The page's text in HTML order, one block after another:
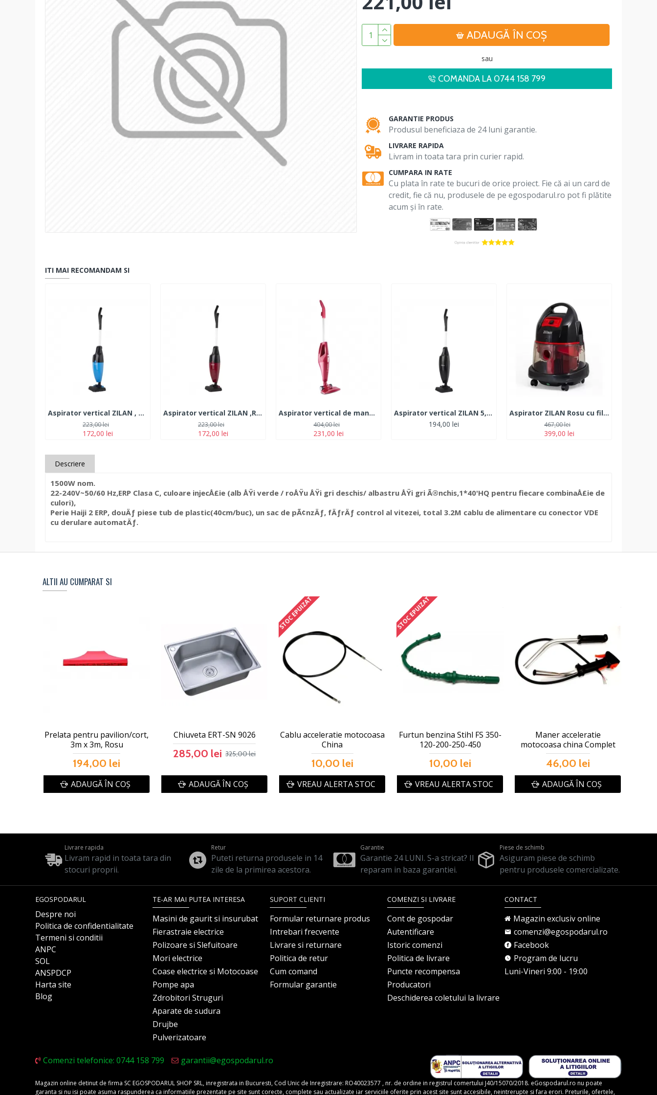
ADAUGĂ ÎN COŞ
sau
COMANDA LA 0744 158 799
GARANTIE PRODUS
Produsul beneficiaza de 24 luni garantie.
LIVRARE RAPIDA
Livram in toata tara prin curier rapid.
CUMPARA IN RATE
Cu plata în rate te bucuri de orice proiect. Fie că ai un card de
credit, fie că nu, produsele de pe egospodarul.ro pot fi plătite
acum și în rate.
ITI MAI RECOMANDAM SI
Aspirator vertical ZILAN , Albastru/Negru Putere 800W, Fara sac, Recipient praf 2L
172,00 lei
223,00 lei
Aspirator vertical ZILAN ,Rosu/Negru Putere 800W, Fara sac, Recipient praf 2L
172,00 lei
223,00 lei
Aspirator vertical de mana HAUSBERG 2 in 1, fara sac, aspirare uscata, filtru textil lavabil, 1.2 l, 800 W, rosu
231,00 lei
404,00 lei
Aspirator vertical ZILAN 5,Negru Putere 800W, Fara sac, Recipient praf 2L
194,00 lei
Aspirator ZILAN Rosu cu filtrare prin apa si uscata,2000W
399,00 lei
467,00 lei
Descriere
1500W nom.
22-240V~50/60 Hz,ERP Clasa C, culoare injecÅ£ie (alb ÅŸi verde / roÅŸu ÅŸi gri deschis/ albastru ÅŸi gri Ã®nchis,1*40'HQ pentru fiecare combinaÅ£ie de
culori),
Perie Haiji 2 ERP, douÄƒ piese tub de plastic(40cm/buc), un sac de pÃ¢nzÄƒ, fÄƒrÄƒ control al vitezei, total 3.2M cablu de alimentare cu conector VDE
cu derulare automatÄƒ.
ALTII AU CUMPARAT SI
Prelata pentru pavilion/cort,
3m x 3m, Rosu
194,00 lei
ADAUGĂ ÎN COŞ
Chiuveta ERT-SN 9026
285,00 lei 325,00 lei
ADAUGĂ ÎN COŞ
STOC EPUIZAT
Cablu acceleratie motocoasa
China
10,00 lei
VREAU ALERTA STOC
STOC EPUIZAT
Furtun benzina Stihl FS 350-
120-200-250-450
10,00 lei
VREAU ALERTA STOC
Maner acceleratie
motocoasa china Complet
46,00 lei
ADAUGĂ ÎN COŞ
Livrare rapida
Livram rapid in toata tara din
stocuri proprii.
Retur
Puteti returna produsele in 14
zile de la primirea acestora.
Garantie
Garantie 24 LUNI. S-a stricat? Il
reparam in baza garantiei.
Piese de schimb
Asiguram piese de schimb
pentru produsele comercializate.
EGOSPODARUL
Despre noi
Politica de confidentialitate
Termeni si conditii
ANPC
SOL
ANSPDCP
Harta site
Blog
TE-AR MAI PUTEA INTERESA
Masini de gaurit si insurubat
Fierastraie electrice
Polizoare si Slefuitoare
Mori electrice
Coase electrice si Motocoase
Pompe apa
Zdrobitori Struguri
Aparate de sudura
Drujbe
Pulverizatoare
SUPORT CLIENTI
Formular returnare produs
Intrebari frecvente
Livrare si returnare
Politica de retur
Cum comand
Formular garantie
COMENZI SI LIVRARE
Cont de gospodar
Autentificare
Istoric comenzi
Politica de livrare
Puncte recompensa
Producatori
Deschiderea coletului la livrare
CONTACT
Magazin exclusiv online
comenzi@egospodarul.ro
Facebook
Program de lucru
Luni-Vineri 9:00 - 19:00
Comenzi telefonice: 0744 158 799 garantii@egospodarul.ro
Magazin online detinut de firma SC EGOSPODARUL SHOP SRL, inregistrata in Bucuresti, Cod Unic de Inregistrare: RO40023577 , nr. de ordine in registrul comertului J40/15070/2018. eGospodarul.ro nu poate
garanta si nu isi poate asuma raspunderea ca informatiile prezentate pe site sunt corecte, complete sau actualizate iar serviciile oferite prin acest site sunt accesibile, neintrerupte si fara erori. Preturile, ofertele,